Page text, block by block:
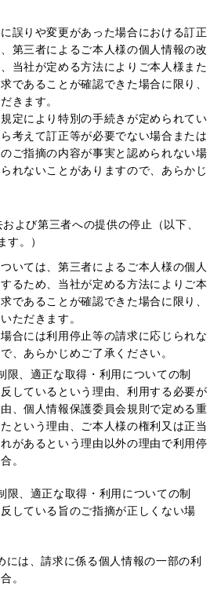
誤りや変更があった場合における訂正
第三者によるご本人様の個人情報の改
当社が定める方法によりご本人様また
であることが確認できた場合に限り、
きます。
定により特別の手続きが定められてい
考えて訂正等が必要でない場合または
ご指摘の内容が事実と認められない場
れないことがありますので、あらかじ
および第三者への提供の停止
（以下、
す。）
いては、第三者によるご本人様の個人
るため、当社が定める方法によりご本
であることが確認できた場合に限り、
ただきます。
合には利用停止等の請求に応じられな
、あらかじめご了承ください。
限、適正な取得・利用についての制
しているという理由、利用する必要が
、個人情報保護委員会規則で定める重
という理由、ご本人様の権利又は正当
があるという理由以外の理由で利用停
。
限、適正な取得・利用についての制
している旨のご指摘が正しくない場
には、請求に係る個人情報の一部の利
。